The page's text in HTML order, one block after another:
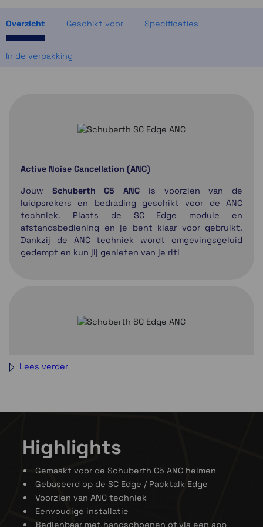
Overzicht Geschikt voor Specificaties
In de verpakking
Active Noise Cancellation (ANC)
Jouw Schuberth C5 ANC is voorzien van de
luidpsrekers en bedrading geschikt voor de ANC
techniek. Plaats de SC Edge module en
afstandsbediening en je bent klaar voor gebruikt.
Dankzij de ANC techniek wordt omgevingsgeluid
gedempt en kun jij genieten van je rit!
Veiligheid eerst
22.06-normen overtreffen, zowel met als zonder
geïnstalleerde communicatiesystemen. Hierdoor kun
je erop vertrouwen dat je Schuberth-helm altijd
voldoet aan de geldende veiligheidsvoorschriften.
Lees verder
Highlights
Gemaakt voor de Schuberth C5 ANC helmen
Gebaseerd op de SC Edge / Packtalk Edge
Voorzien van ANC techniek
Eenvoudige installatie
Bedienbaar met handschoenen of via een app